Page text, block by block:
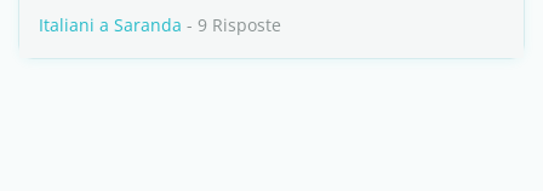
Italiani a Saranda - 9 Risposte